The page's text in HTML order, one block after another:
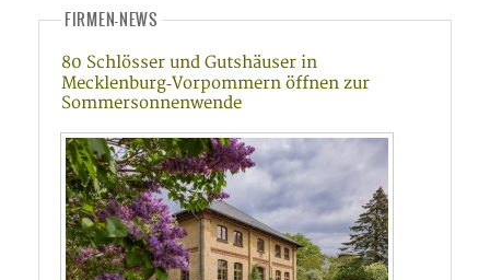
FIRMEN-NEWS
80 Schlösser und Gutshäuser in
Mecklenburg‑Vorpommern öffnen zur
Sommersonnenwende